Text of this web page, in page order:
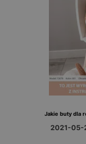
Jakie buty dla
2021-05-